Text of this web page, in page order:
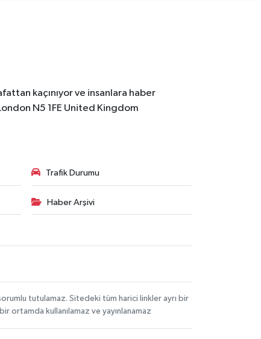
kaçınıyor ve insanlara haber
N5 1FE United Kingdom
Trafik Durumu
Haber Arşivi
tutulamaz. Sitedeki tüm harici linkler ayrı bir
ortamda kullanılamaz ve yayınlanamaz